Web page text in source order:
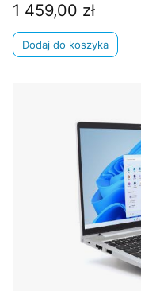
Cena
1 459,00 zł
Dodaj do koszyka